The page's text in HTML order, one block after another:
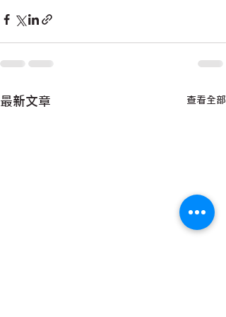
最新文章 查看全部